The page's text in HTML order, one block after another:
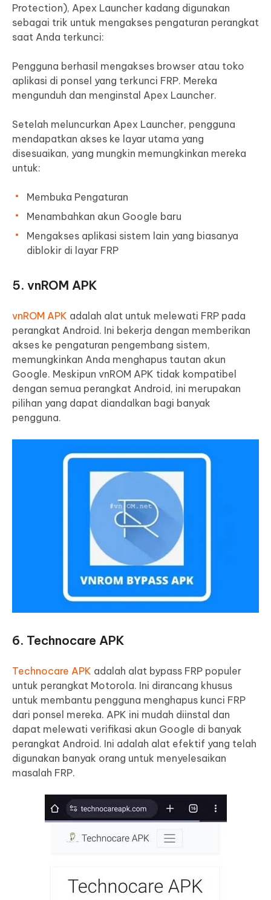
Protection), Apex Launcher kadang digunakan
sebagai trik untuk mengakses pengaturan perangkat
saat Anda terkunci:
Pengguna berhasil mengakses browser atau toko
aplikasi di ponsel yang terkunci FRP. Mereka
mengunduh dan menginstal Apex Launcher.
Setelah meluncurkan Apex Launcher, pengguna
mendapatkan akses ke layar utama yang
disesuaikan, yang mungkin memungkinkan mereka
untuk:
Membuka Pengaturan
Menambahkan akun Google baru
Mengakses aplikasi sistem lain yang biasanya
diblokir di layar FRP
5. vnROM APK
vnROM APK adalah alat untuk melewati FRP pada
perangkat Android. Ini bekerja dengan memberikan
akses ke pengaturan pengembang sistem,
memungkinkan Anda menghapus tautan akun
Google. Meskipun vnROM APK tidak kompatibel
dengan semua perangkat Android, ini merupakan
pilihan yang dapat diandalkan bagi banyak
pengguna.
6. Technocare APK
Technocare APK adalah alat bypass FRP populer
untuk perangkat Motorola. Ini dirancang khusus
untuk membantu pengguna menghapus kunci FRP
dari ponsel mereka. APK ini mudah diinstal dan
dapat melewati verifikasi akun Google di banyak
perangkat Android. Ini adalah alat efektif yang telah
digunakan banyak orang untuk menyelesaikan
masalah FRP.